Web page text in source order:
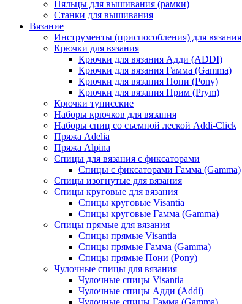
Пяльцы для вышивания (рамки)
Станки для вышивания
Вязание
Инструменты (приспособления) для вязания
Крючки для вязания
Крючки для вязания Адди (ADDI)
Крючки для вязания Гамма (Gamma)
Крючки для вязания Пони (Pony)
Крючки для вязания Прим (Prym)
Крючки тунисские
Наборы крючков для вязания
Наборы спиц со съемной леской Addi-Click
Пряжа Adelia
Пряжа Alpina
Спицы для вязания с фиксаторами
Спицы с фиксаторами Гамма (Gamma)
Спицы изогнутые для вязания
Спицы круговые для вязания
Спицы круговые Visantia
Спицы круговые Гамма (Gamma)
Спицы прямые для вязания
Спицы прямые Visantia
Спицы прямые Гамма (Gamma)
Спицы прямые Пони (Pony)
Чулочные спицы для вязания
Чулочные спицы Visantia
Чулочные спицы Адди (Addi)
Чулочные спицы Гамма (Gamma)